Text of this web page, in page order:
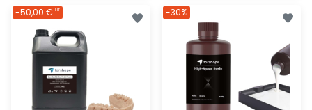
-50,00 € HT -30%